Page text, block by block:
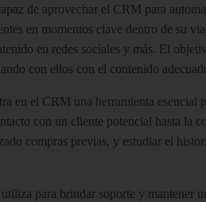
de aprovechar el CRM para
en momentos clave dentro de su
en redes sociales y más. El
con ellos con el contenido
en el CRM una herramienta esencial
con un cliente potencial hasta la
compras previas, y estudiar el
para brindar soporte y mantener